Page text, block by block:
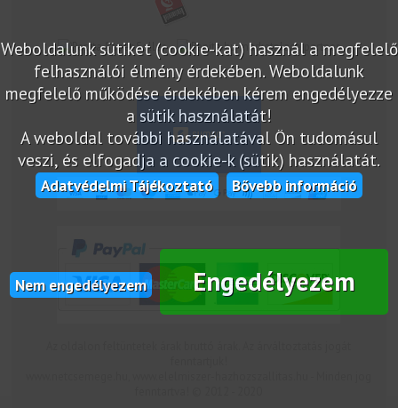
Weboldalunk sütiket (cookie-kat) használ a megfelelő
felhasználói élmény érdekében. Weboldalunk
megfelelő működése érdekében kérem engedélyezze
a sütik használatát!
A weboldal további használatával Ön tudomásul
veszi, és elfogadja a cookie-k (sütik) használatát.
Adatvédelmi Tájékoztató Bővebb információ
Nem engedélyezem Engedélyezem
marketplace partner